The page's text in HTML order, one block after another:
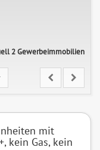
2 Gewerbeimmobilien
mit
kein Gas, kein